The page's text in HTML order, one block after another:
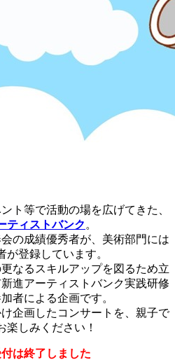
ト等で活動の場を広げてきた、
ティストバンク 。
の成績優秀者が、美術部門には
が登録しています。
なるスキルアップを図るため立
進アーティストバンク実践研修
者による企画です。
企画したコンサートを、親子で
楽しみください！
は終了しました